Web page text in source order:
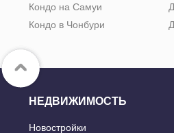
Кондо на Самуи
Кондо в Чонбури
НЕДВИЖИМОСТЬ
Новостройки